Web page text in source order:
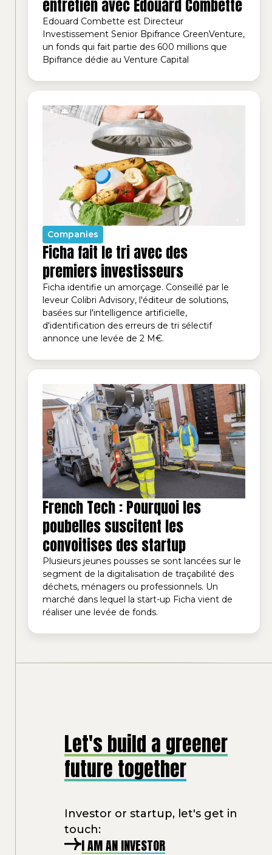
entretien avec Édouard Combette
Edouard Combette est Directeur
Investissement Senior Bpifrance GreenVenture,
un fonds qui fait partie des 600 millions que
Bpifrance dédie au Venture Capital
Companies
Ficha fait le tri avec des
premiers investisseurs
Ficha identifie un amorçage. Conseillé par le
leveur Colibri Advisory, l'éditeur de solutions,
basées sur l'intelligence artificielle,
d'identification des erreurs de tri sélectif
annonce une levée de 2 M€.
French Tech : Pourquoi les
poubelles suscitent les
convoitises des startup
Plusieurs jeunes pousses se sont lancées sur le
segment de la digitalisation de traçabilité des
déchets, ménagers ou professionnels. Un
marché dans lequel la start-up Ficha vient de
réaliser une levée de fonds.
Let's build a greener
future together
Investor or startup, let's get in
touch:
I AM AN INVESTOR